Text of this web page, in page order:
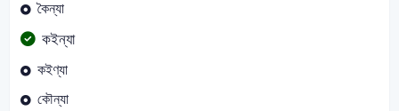
কৈন্যা
কইন্যা
কইণ্যা
কৌন্যা